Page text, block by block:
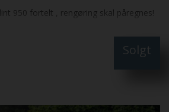
950 fortelt , rengøring skal påregnes!
Solgt